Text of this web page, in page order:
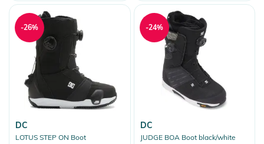
DC
LOTUS STEP ON Boot
-26%
DC
JUDGE BOA Boot black/white
-24%